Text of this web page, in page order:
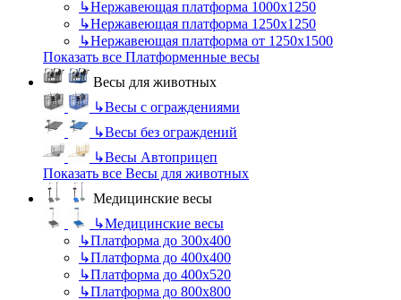
↳Нержавеющая платформа 1000х1250
↳Нержавеющая платформа 1250х1250
↳Нержавеющая платформа от 1250х1500
Показать все Платформенные весы
Весы для животных
↳Весы с ограждениями
↳Весы без ограждений
↳Весы Автоприцеп
Показать все Весы для животных
Медицинские весы
↳Медицинские весы
↳Платформа до 300х400
↳Платформа до 400х400
↳Платформа до 400х520
↳Платформа до 800х800